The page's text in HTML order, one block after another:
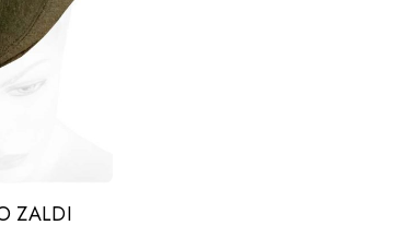
ZALDI